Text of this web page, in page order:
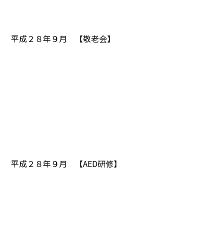
平成２８年９月 【敬老会】
平成２８年９月 【AED研修】